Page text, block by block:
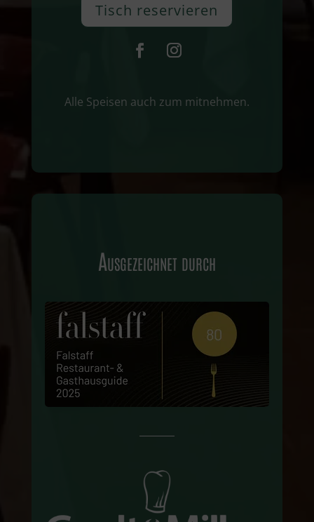
Tisch reservieren
Alle Speisen auch zum mitnehmen.
Ausgezeichnet durch